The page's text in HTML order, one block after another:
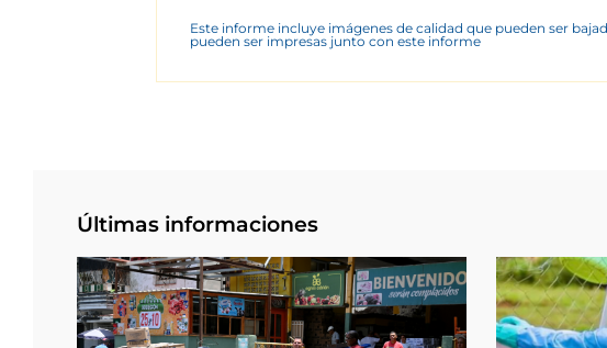
Este informe incluye imágenes de calidad que pueden ser
pueden ser impresas junto con este informe
Últimas informaciones